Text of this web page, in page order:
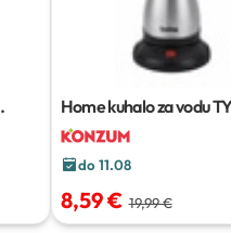
Home kuhalo za vodu
do 11.08
8,59 € 19,99 €